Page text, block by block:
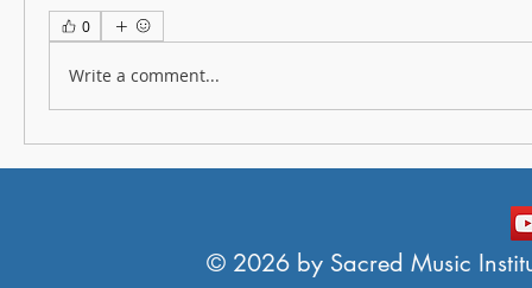
0
Write a comment...
© 2026 by Sacred Music